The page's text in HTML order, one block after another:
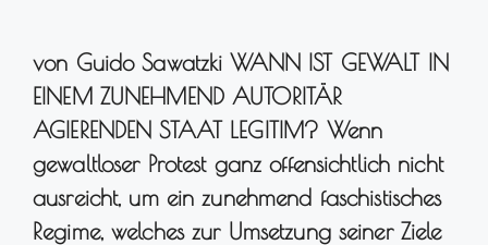
von Guido Sawatzki WANN IST GEWALT IN
EINEM ZUNEHMEND AUTORITÄR
AGIERENDEN STAAT LEGITIM? Wenn
gewaltloser Protest ganz offensichtlich nicht
ausreicht, um ein zunehmend faschistisches
Regime, welches zur Umsetzung seiner Ziele